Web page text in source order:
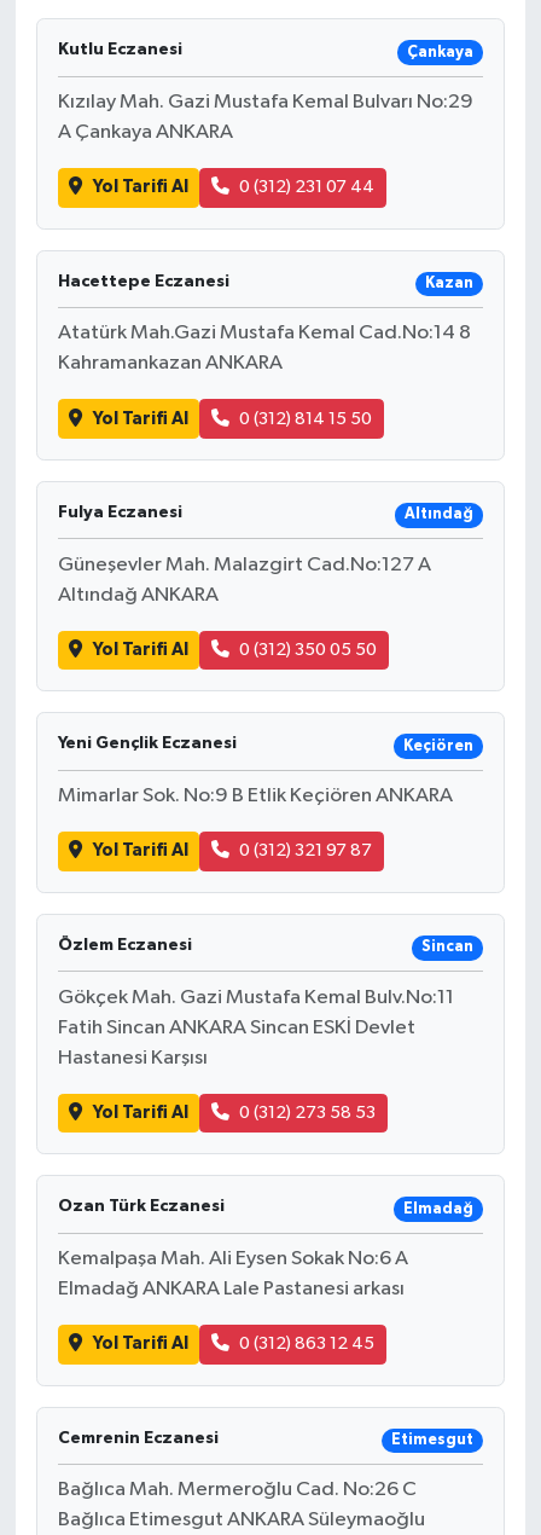
Kutlu Eczanesi Çankaya
Kızılay Mah. Gazi Mustafa Kemal Bulvarı No:29
A Çankaya ANKARA
Yol Tarifi Al 0 (312) 231 07 44
Hacettepe Eczanesi Kazan
Atatürk Mah.Gazi Mustafa Kemal Cad.No:14 8
Kahramankazan ANKARA
Yol Tarifi Al 0 (312) 814 15 50
Fulya Eczanesi Altındağ
Güneşevler Mah. Malazgirt Cad.No:127 A
Altındağ ANKARA
Yol Tarifi Al 0 (312) 350 05 50
Yeni Gençlik Eczanesi Keçiören
Mimarlar Sok. No:9 B Etlik Keçiören ANKARA
Yol Tarifi Al 0 (312) 321 97 87
Özlem Eczanesi Sincan
Gökçek Mah. Gazi Mustafa Kemal Bulv.No:11
Fatih Sincan ANKARA Sincan ESKİ Devlet
Hastanesi Karşısı
Yol Tarifi Al 0 (312) 273 58 53
Ozan Türk Eczanesi Elmadağ
Kemalpaşa Mah. Ali Eysen Sokak No:6 A
Elmadağ ANKARA Lale Pastanesi arkası
Yol Tarifi Al 0 (312) 863 12 45
Cemrenin Eczanesi Etimesgut
Bağlıca Mah. Mermeroğlu Cad. No:26 C
Bağlıca Etimesgut ANKARA Süleymaoğlu